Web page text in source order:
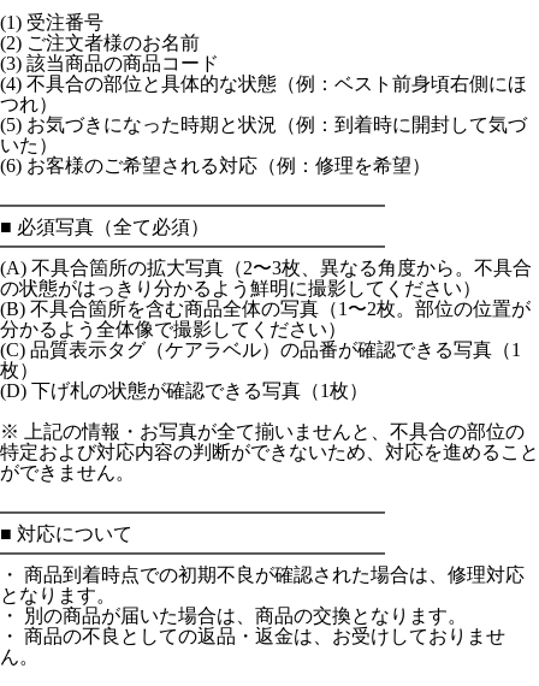
(1) 受注番号
(2) ご注文者様のお名前
(3) 該当商品の商品コード
(4) 不具合の部位と具体的な状態（例：ベスト前身頃右側にほ
つれ）
(5) お気づきになった時期と状況（例：到着時に開封して気づ
いた）
(6) お客様のご希望される対応（例：修理を希望）
━━━━━━━━━━━━━━━━━━━━
■ 必須写真（全て必須）
━━━━━━━━━━━━━━━━━━━━
(A) 不具合箇所の拡大写真（2〜3枚、異なる角度から。不具合
の状態がはっきり分かるよう鮮明に撮影してください）
(B) 不具合箇所を含む商品全体の写真（1〜2枚。部位の位置が
分かるよう全体像で撮影してください）
(C) 品質表示タグ（ケアラベル）の品番が確認できる写真（1
枚）
(D) 下げ札の状態が確認できる写真（1枚）
※ 上記の情報・お写真が全て揃いませんと、不具合の部位の
特定および対応内容の判断ができないため、対応を進めること
ができません。
━━━━━━━━━━━━━━━━━━━━
■ 対応について
━━━━━━━━━━━━━━━━━━━━
・ 商品到着時点での初期不良が確認された場合は、修理対応
となります。
・ 別の商品が届いた場合は、商品の交換となります。
・ 商品の不良としての返品・返金は、お受けしておりませ
ん。